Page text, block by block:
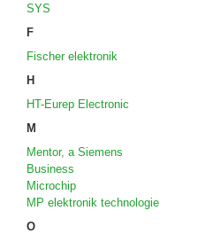
SYS
F
Fischer elektronik
H
HT-Eurep Electronic
M
Mentor, a Siemens
Business
Microchip
MP elektronik technologie
O